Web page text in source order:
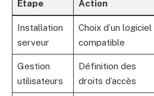
Étape Action
Installation
serveur
Choix d’un logiciel
compatible
Gestion
utilisateurs
Définition des
droits d’accès